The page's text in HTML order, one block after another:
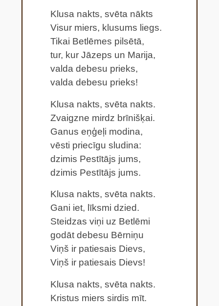
Klusa nakts, svēta nākts
Visur miers, klusums liegs.
Tikai Betlēmes pilsētā,
tur, kur Jāzeps un Marija,
valda debesu prieks,
valda debesu prieks!
Klusa nakts, svēta nakts.
Zvaigzne mirdz brīnišķai.
Ganus eņģeļi modina,
vēsti priecīgu sludina:
dzimis Pestītājs jums,
dzimis Pestītājs jums.
Klusa nakts, svēta nakts.
Gani iet, līksmi dzied.
Steidzas viņi uz Betlēmi
godāt debesu Bērniņu
Viņš ir patiesais Dievs,
Viņš ir patiesais Dievs!
Klusa nakts, svēta nakts.
Kristus miers sirdis mīt.